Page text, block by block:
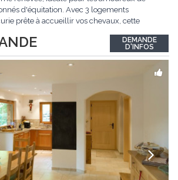
d'équitation. Avec 3 logements
prête à accueillir vos chevaux, cette
moderne. - 3 logements confortables :
4,5 pièces avec...
DEMANDE
D'INFOS